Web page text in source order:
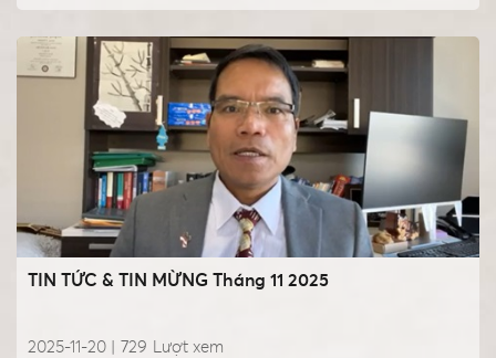
TIN TỨC & TIN MỪNG Tháng 11 2025
2025-11-20 | Lượt xem
729